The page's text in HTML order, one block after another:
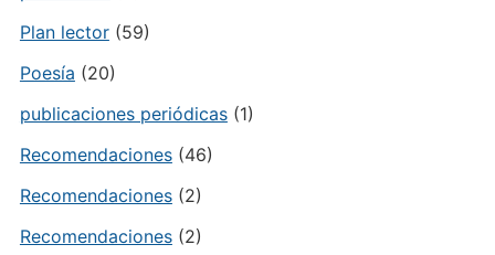
Plan lector(59)
Poesía (20)
publicaciones periódicas(1)
Recomendaciones(46)
Recomendaciones(2)
Recomendaciones(2)